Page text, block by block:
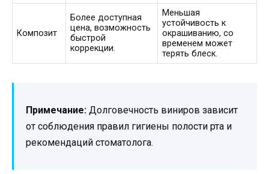
Композит
Более доступная
цена, возможность
быстрой
коррекции.
Меньшая
устойчивость к
окрашиванию, со
временем может
терять блеск.
Примечание: Долговечность виниров зависит
от соблюдения правил гигиены полости рта и
рекомендаций стоматолога.